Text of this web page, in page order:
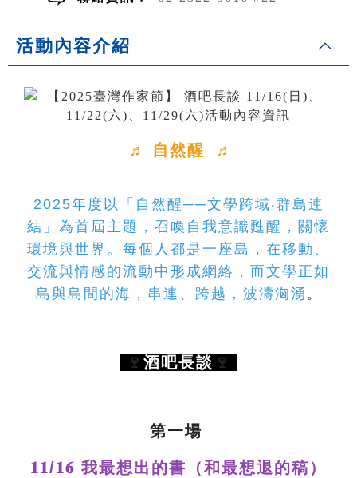
活動內容介紹
♬ 自然醒 ♬
2025年度以「自然醒──文學跨域‧群島連
結」為首屆主題，召喚自我意識甦醒，關懷
環境與世界。每個人都是一座島，在移動、
交流與情感的流動中形成網絡，而文學正如
島與島間的海，串連、跨越，波濤洶湧 。
🍷 酒吧長談 🍷
第一場
𝟏𝟏/𝟏𝟔 我最想出的書（和最想退的稿）